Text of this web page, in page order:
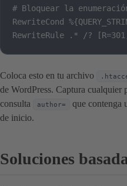
# Bloquear la
RewriteCond
RewriteRule .* /?
Coloca esto en tu archivo
de WordPress. Captura cualquier
consulta
author=
que contenga
de inicio.
Soluciones